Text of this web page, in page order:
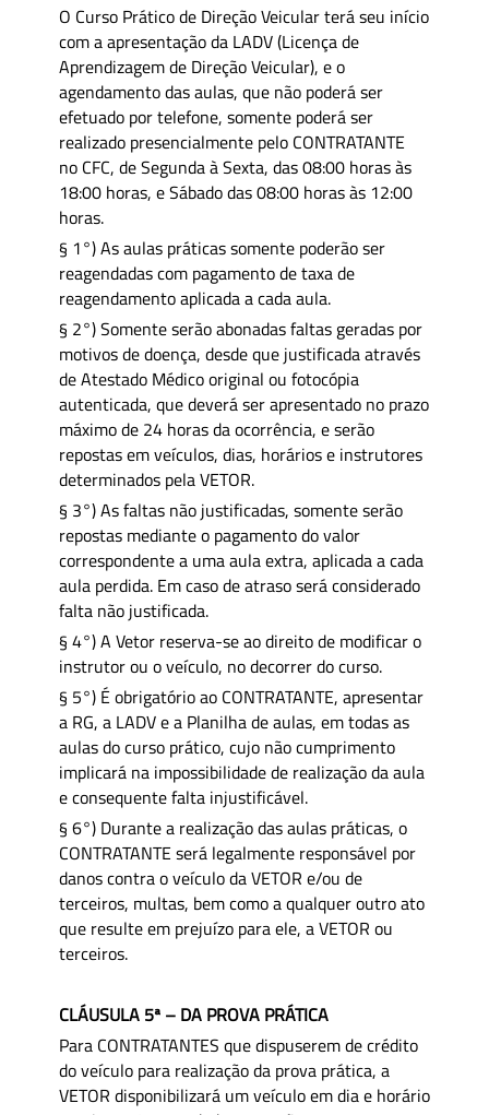
O Curso Prático de Direção Veicular terá seu início
com a apresentação da LADV (Licença de
Aprendizagem de Direção Veicular), e o
agendamento das aulas, que não poderá ser
efetuado por telefone, somente poderá ser
realizado presencialmente pelo CONTRATANTE
no CFC, de Segunda à Sexta, das 08:00 horas às
18:00 horas, e Sábado das 08:00 horas às 12:00
horas.
§ 1°) As aulas práticas somente poderão ser
reagendadas com pagamento de taxa de
reagendamento aplicada a cada aula.
§ 2°) Somente serão abonadas faltas geradas por
motivos de doença, desde que justificada através
de Atestado Médico original ou fotocópia
autenticada, que deverá ser apresentado no prazo
máximo de 24 horas da ocorrência, e serão
repostas em veículos, dias, horários e instrutores
determinados pela VETOR.
§ 3°) As faltas não justificadas, somente serão
repostas mediante o pagamento do valor
correspondente a uma aula extra, aplicada a cada
aula perdida. Em caso de atraso será considerado
falta não justificada.
§ 4°) A Vetor reserva-se ao direito de modificar o
instrutor ou o veículo, no decorrer do curso.
§ 5°) É obrigatório ao CONTRATANTE, apresentar
a RG, a LADV e a Planilha de aulas, em todas as
aulas do curso prático, cujo não cumprimento
implicará na impossibilidade de realização da aula
e consequente falta injustificável.
§ 6°) Durante a realização das aulas práticas, o
CONTRATANTE será legalmente responsável por
danos contra o veículo da VETOR e/ou de
terceiros, multas, bem como a qualquer outro ato
que resulte em prejuízo para ele, a VETOR ou
terceiros.
CLÁUSULA 5ª – DA PROVA PRÁTICA
Para CONTRATANTES que dispuserem de crédito
do veículo para realização da prova prática, a
VETOR disponibilizará um veículo em dia e horário